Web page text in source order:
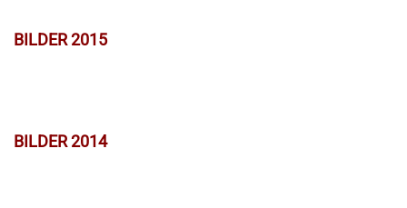
BILDER 2015
BILDER 2014